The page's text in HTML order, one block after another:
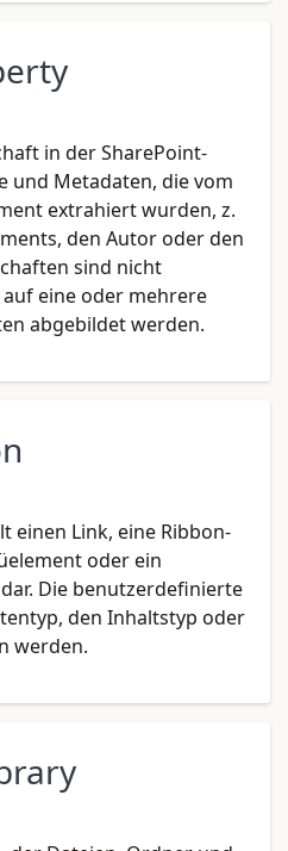
in der SharePoint-
und Metadaten, die vom
extrahiert wurden, z.
den Autor oder den
sind nicht
eine oder mehrere
abgebildet werden.
einen Link, eine Ribbon-
oder ein
Die benutzerdefinierte
den Inhaltstyp oder
werden.